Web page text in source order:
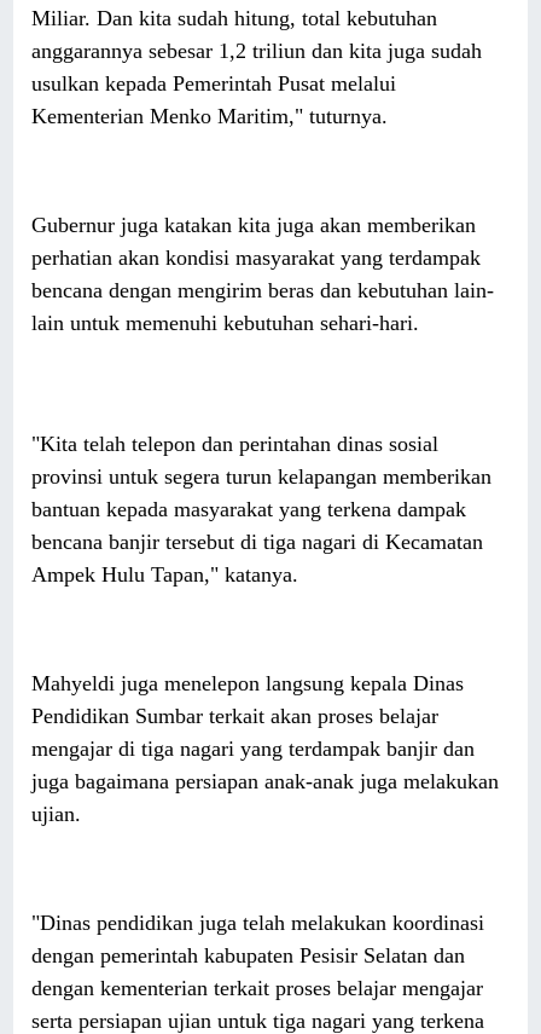
Miliar. Dan kita sudah hitung, total kebutuhan
anggarannya sebesar 1,2 triliun dan kita juga sudah
usulkan kepada Pemerintah Pusat melalui
Kementerian Menko Maritim," tuturnya.
Gubernur juga katakan kita juga akan memberikan
perhatian akan kondisi masyarakat yang terdampak
bencana dengan mengirim beras dan kebutuhan lain-
lain untuk memenuhi kebutuhan sehari-hari.
"Kita telah telepon dan perintahan dinas sosial
provinsi untuk segera turun kelapangan memberikan
bantuan kepada masyarakat yang terkena dampak
bencana banjir tersebut di tiga nagari di Kecamatan
Ampek Hulu Tapan," katanya.
Mahyeldi juga menelepon langsung kepala Dinas
Pendidikan Sumbar terkait akan proses belajar
mengajar di tiga nagari yang terdampak banjir dan
juga bagaimana persiapan anak-anak juga melakukan
ujian.
"Dinas pendidikan juga telah melakukan koordinasi
dengan pemerintah kabupaten Pesisir Selatan dan
dengan kementerian terkait proses belajar mengajar
serta persiapan ujian untuk tiga nagari yang terkena